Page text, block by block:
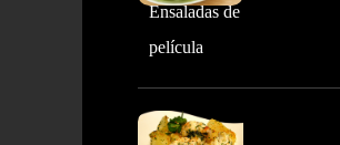
Ensaladas de
película